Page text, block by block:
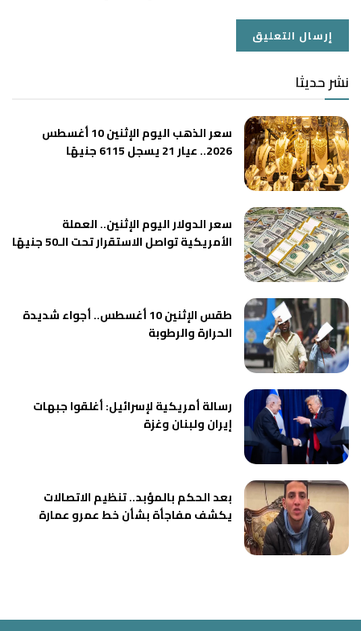
نشر حديثا
سعر الذهب اليوم الإثنين 10 أغسطس
2026.. عيار 21 يسجل 6115 جنيهًا
سعر الدولار اليوم الإثنين.. العملة
الأمريكية تواصل الاستقرار تحت الـ50 جنيهًا
طقس الإثنين 10 أغسطس.. أجواء شديدة
الحرارة والرطوبة
رسالة أمريكية لإسرائيل: أغلقوا جبهات
إيران ولبنان وغزة
بعد الحكم بالمؤبد.. تنظيم الاتصالات
يكشف مفاجأة بشأن خط عمرو عمارة